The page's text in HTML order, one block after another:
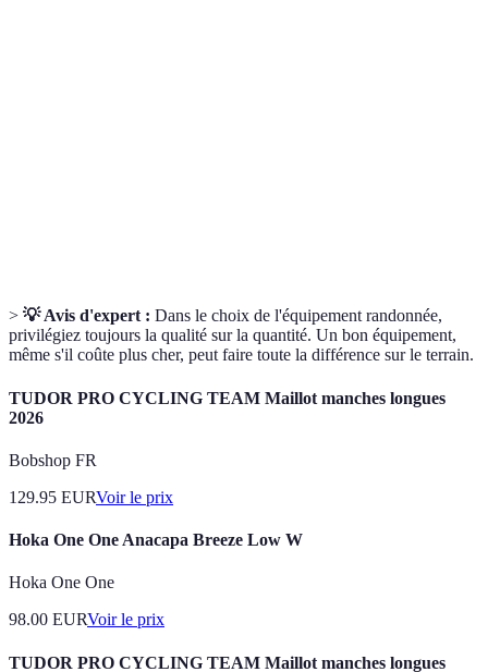
> 💡 Avis d'expert : Dans le choix de l'équipement randonnée,
privilégiez toujours la qualité sur la quantité. Un bon équipement,
même s'il coûte plus cher, peut faire toute la différence sur le terrain.
TUDOR PRO CYCLING TEAM Maillot manches longues
2026
Bobshop FR
129.95 EURVoir le prix
Hoka One One Anacapa Breeze Low W
Hoka One One
98.00 EURVoir le prix
TUDOR PRO CYCLING TEAM Maillot manches longues